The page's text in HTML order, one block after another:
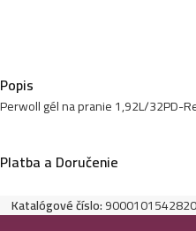
Popis
Perwoll gél na pranie 1,92L/32PD-
Platba a Doručenie
Katalógové číslo:9000101542820